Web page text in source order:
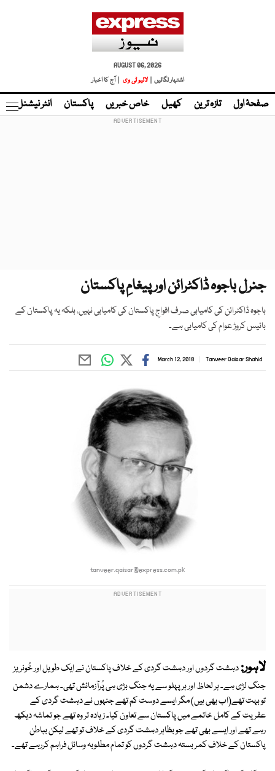
AUGUST 06, 2026
اشتہار لگائیں |
لائیو ٹی وی | آج کا اخبار
صفحۂ اول تازہ ترین کھیل خاص خبریں پاکستان انٹر نیشنل
جنرل باجوہ ڈاکٹرائن اور پیغامِ پاکستان
باجوہ ڈاکٹرائن کی کامیابی صرف افواجِ پاکستان کی کامیابی نہیں، بلکہ یہ پاکستان کے
بائیس کروڑ عوام کی کامیابی ہے۔
Tanveer Qaisar Shahid
March 12, 2018
tanveer.qaisar@express.com.pk
لاہور:دہشت گردوں اور دہشت گردی کے خلاف پاکستان نے ایک طویل اور خُونریز
جنگ لڑی ہے۔ ہر لحاظ اور ہر پہلو سے یہ جنگ بڑی ہی پُرآزمائش تھی۔ ہمارے دشمن
تو بہت تھے(اب بھی ہیں) مگر ایسے دوست کم تھے جنہوں نے دہشت گردی کے
عفریت کے کامل خاتمے میں پاکستان سے تعاون کیا۔ زیادہ تر وہ تھے جو تماشہ دیکھ
رہے تھے اور ایسے بھی تھے جو بظاہر دہشت گردی کے خلاف تو تھے لیکن بباطن
پاکستان کے خلاف کمر بستہ دہشت گردوں کو تمام مطلوبہ وسائل فراہم کررہے تھے۔